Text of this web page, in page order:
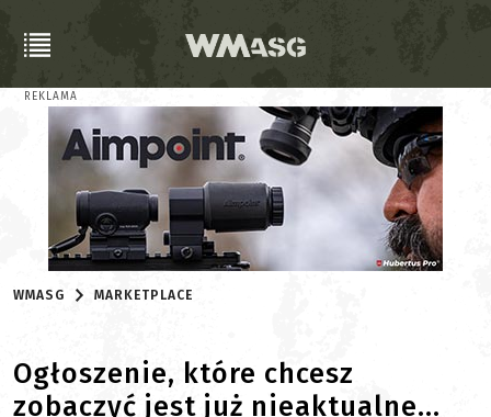
REKLAMA
WMASG MARKETPLACE
Ogłoszenie, które chcesz
zobaczyć jest już nieaktualne...